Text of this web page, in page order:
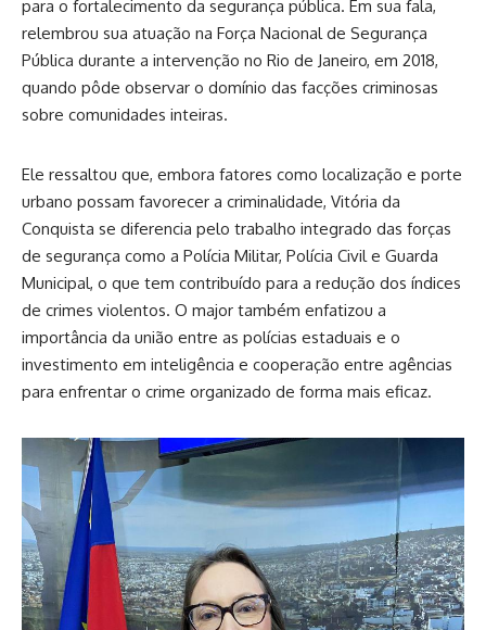
para o fortalecimento da segurança pública. Em sua fala,
relembrou sua atuação na Força Nacional de Segurança
Pública durante a intervenção no Rio de Janeiro, em 2018,
quando pôde observar o domínio das facções criminosas
sobre comunidades inteiras.
Ele ressaltou que, embora fatores como localização e porte
urbano possam favorecer a criminalidade, Vitória da
Conquista se diferencia pelo trabalho integrado das forças
de segurança como a Polícia Militar, Polícia Civil e Guarda
Municipal, o que tem contribuído para a redução dos índices
de crimes violentos. O major também enfatizou a
importância da união entre as polícias estaduais e o
investimento em inteligência e cooperação entre agências
para enfrentar o crime organizado de forma mais eficaz.